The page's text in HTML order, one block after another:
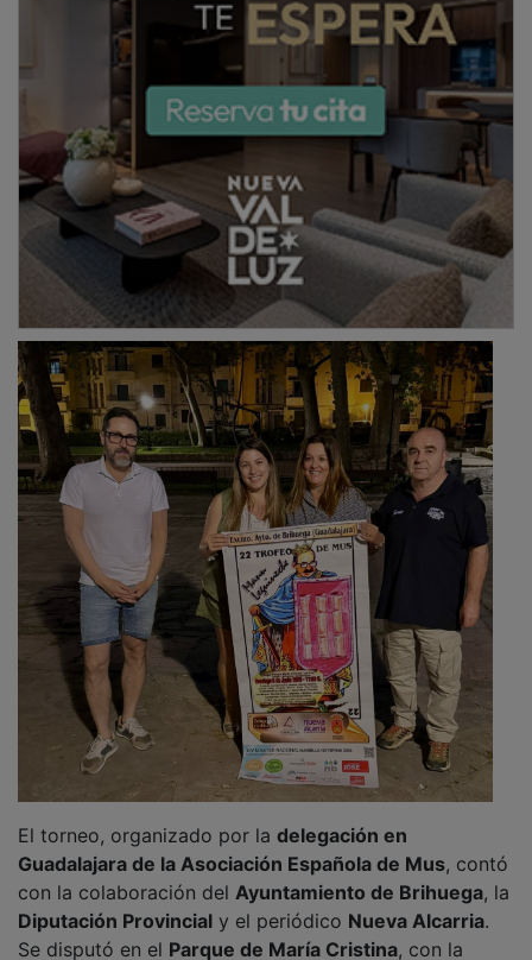
El torneo, organizado por ladelegación en
Guadalajara de la Asociación Española de Mus
, contó
con la colaboración delAyuntamiento de Brihuega, la
Diputación Provincialy el periódico Nueva Alcarria.
Se disputó en elParque de María Cristina , con la
participación de41 parejasinscritas que comenzaron
a competir desde las 11 de la mañana.
PUBLICIDAD